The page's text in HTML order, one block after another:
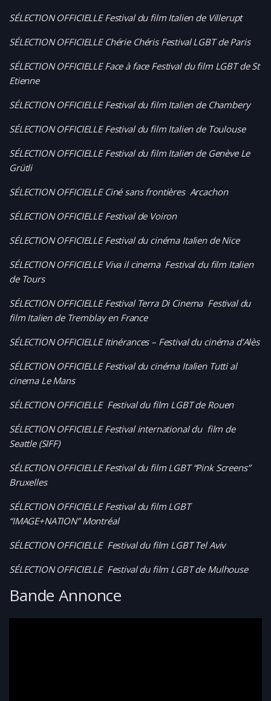
SÉLECTION OFFICIELLE Festival du film Italien de Villerupt
SÉLECTION OFFICIELLE Chérie Chéris Festival LGBT de Paris
SÉLECTION OFFICIELLE Face à face Festival du film LGBT de St
Etienne
SÉLECTION OFFICIELLE Festival du film Italien de Chambery
SÉLECTION OFFICIELLE Festival du film Italien de Toulouse
SÉLECTION OFFICIELLE Festival du film Italien de Genève Le
Grütli
SÉLECTION OFFICIELLE Ciné sans frontières Arcachon
SÉLECTION OFFICIELLE Festival de Voiron
SÉLECTION OFFICIELLE Festival du cinéma Italien de Nice
SÉLECTION OFFICIELLE Viva il cinema Festival du film Italien
de Tours
SÉLECTION OFFICIELLE Festival Terra Di Cinema Festival du
film Italien de Tremblay en France
SÉLECTION OFFICIELLE Itinérances – Festival du cinéma d’Alès
SÉLECTION OFFICIELLEFestival du cinéma Italien Tutti al
cinema Le Mans
SÉLECTION OFFICIELLE Festival du film LGBT de Rouen
SÉLECTION OFFICIELLE Festival international du film de
Seattle (SIFF)
SÉLECTION OFFICIELLE Festival du film LGBT “Pink Screens”
Bruxelles
SÉLECTION OFFICIELLE Festival du film LGBT
“IMAGE+NATION” Montréal
SÉLECTION OFFICIELLE Festival du film LGBT Tel Aviv
SÉLECTION OFFICIELLE Festival du film LGBT de Mulhouse
Bande Annonce